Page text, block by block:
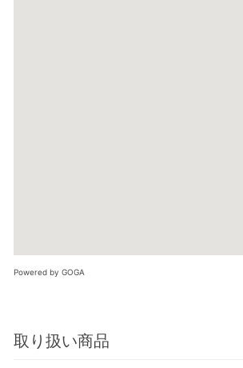
Powered by GOGA
取り扱い商品